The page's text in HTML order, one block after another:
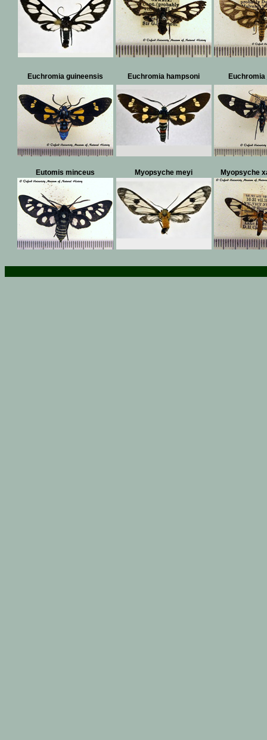
Euchromia guineensis Euchromia hampsoni
Eutomis minceus Myopsyche meyi Myopsyche